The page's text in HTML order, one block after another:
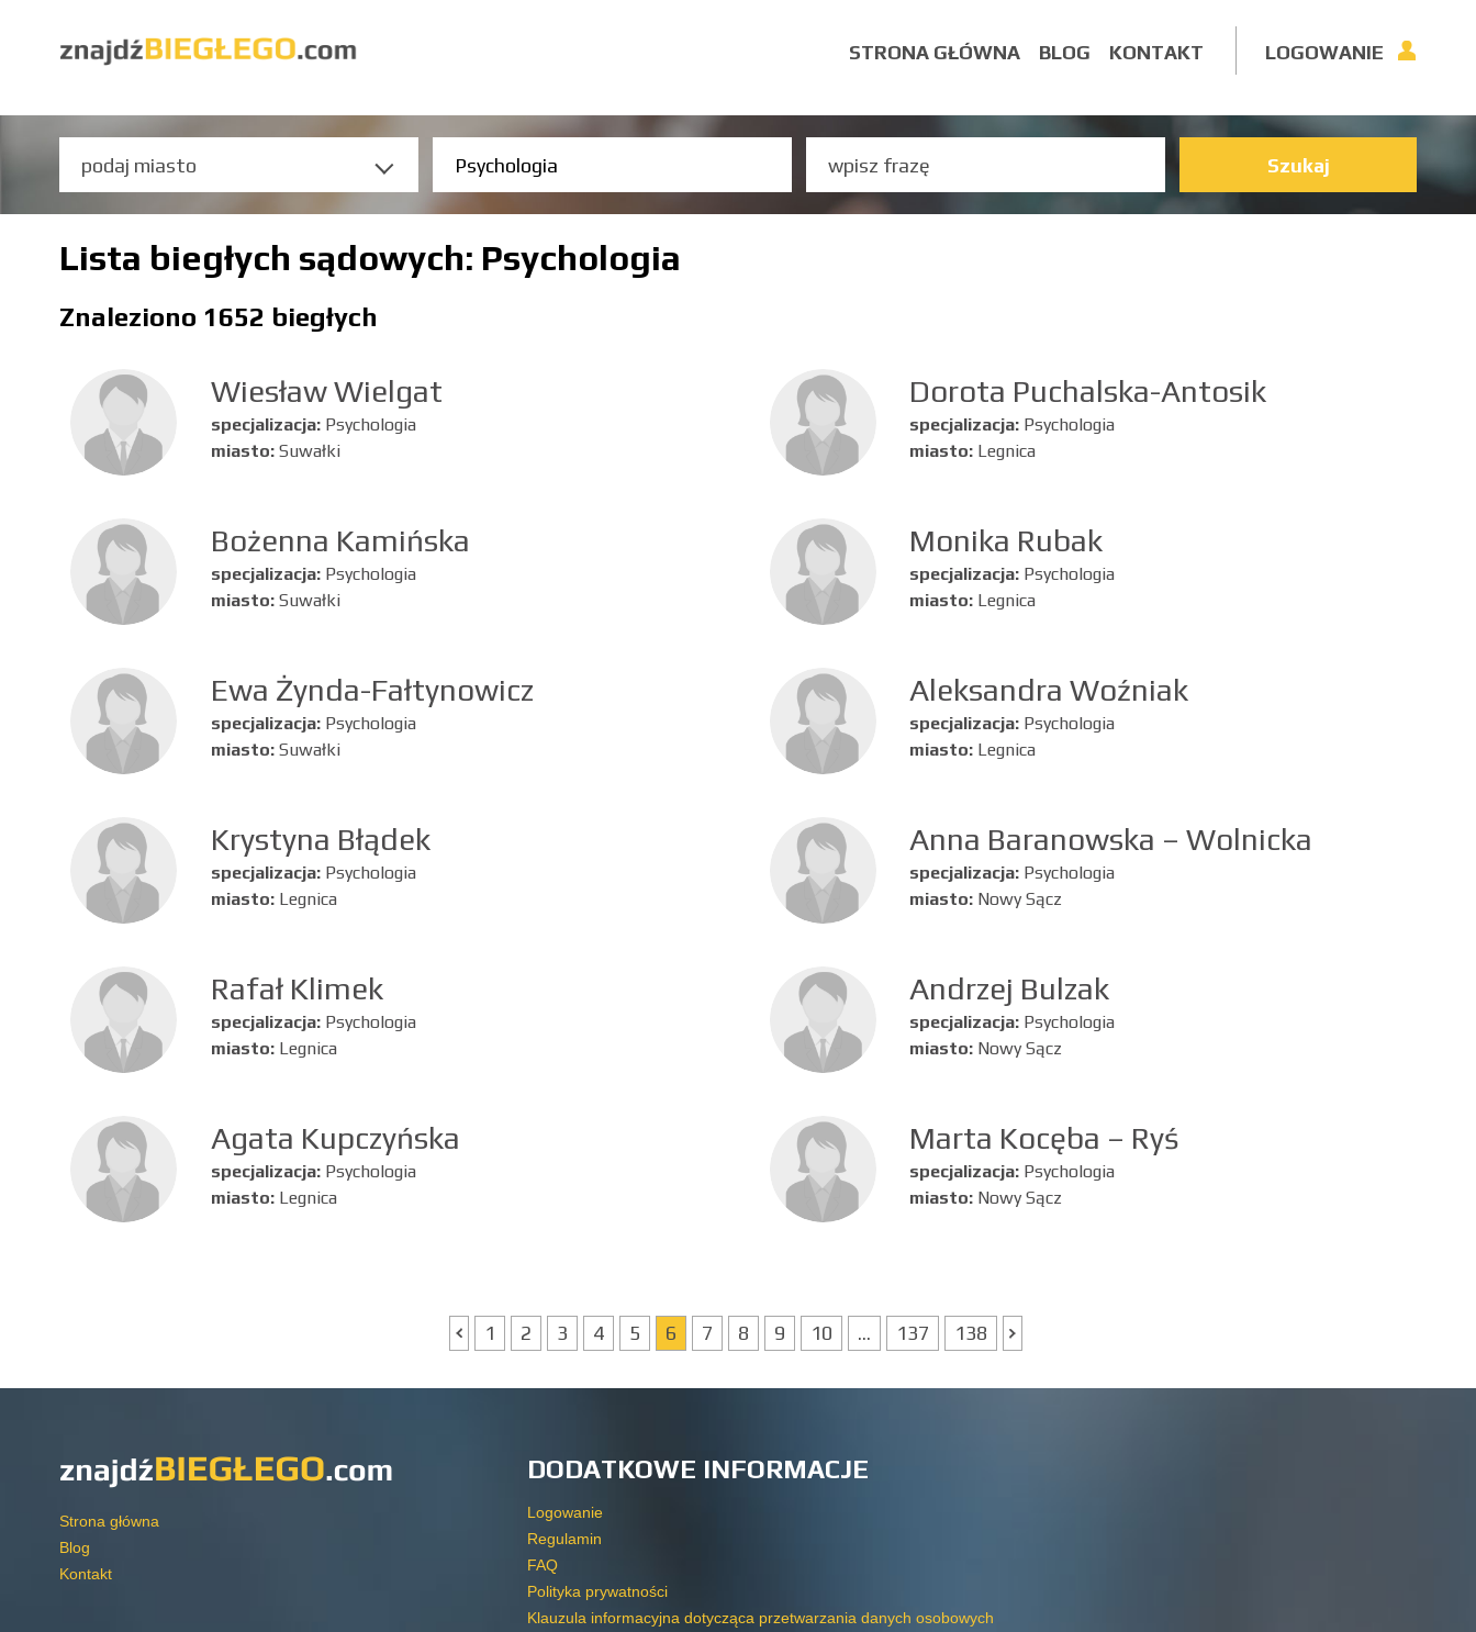
LOGOWANIE
STRONA GŁÓWNA BLOG KONTAKT
Szukaj
Lista biegłych sądowych: Psychologia
Znaleziono 1652 biegłych
Wiesław Wielgat
specjalizacja: Psychologia
miasto: Suwałki
Bożenna Kamińska
specjalizacja: Psychologia
miasto: Suwałki
Ewa Żynda-Fałtynowicz
specjalizacja: Psychologia
miasto: Suwałki
Krystyna Błądek
specjalizacja: Psychologia
miasto: Legnica
Rafał Klimek
specjalizacja: Psychologia
miasto: Legnica
Agata Kupczyńska
specjalizacja: Psychologia
miasto: Legnica
Dorota Puchalska-Antosik
specjalizacja: Psychologia
miasto: Legnica
Monika Rubak
specjalizacja: Psychologia
miasto: Legnica
Aleksandra Woźniak
specjalizacja: Psychologia
miasto: Legnica
Anna Baranowska – Wolnicka
specjalizacja: Psychologia
miasto: Nowy Sącz
Andrzej Bulzak
specjalizacja: Psychologia
miasto: Nowy Sącz
Marta Kocęba – Ryś
specjalizacja: Psychologia
miasto: Nowy Sącz
1 2 3 4 5 6 7 8 9 10 ... 137 138
Strona główna
Blog
Kontakt
DODATKOWE INFORMACJE
Logowanie
Regulamin
FAQ
Polityka prywatności
Klauzula informacyjna dotycząca przetwarzania danych osobowych